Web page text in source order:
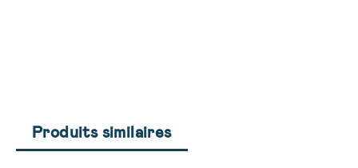
Produits similaires